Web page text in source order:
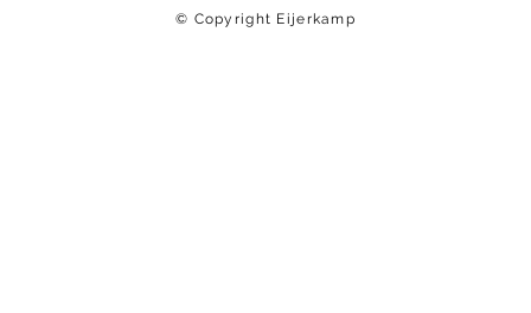
© Copyright Eijerkamp